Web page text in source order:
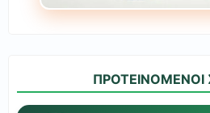
ΠΡΟΤΕΙΝΟΜΕΝΟΙ